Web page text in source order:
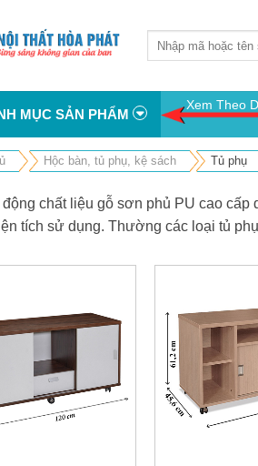
MỤC SẢN PHẨM
Xem Theo
Hộc bàn, tủ phụ, kệ sách Tủ phụ
chất liệu gỗ sơn phủ PU cao
tích sử dụng. Thường các loại tủ